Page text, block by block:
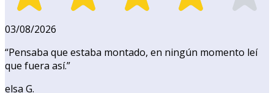
03/08/2026
“Pensaba que estaba montado, en ningún momento leí
que fuera así.”
elsa G.